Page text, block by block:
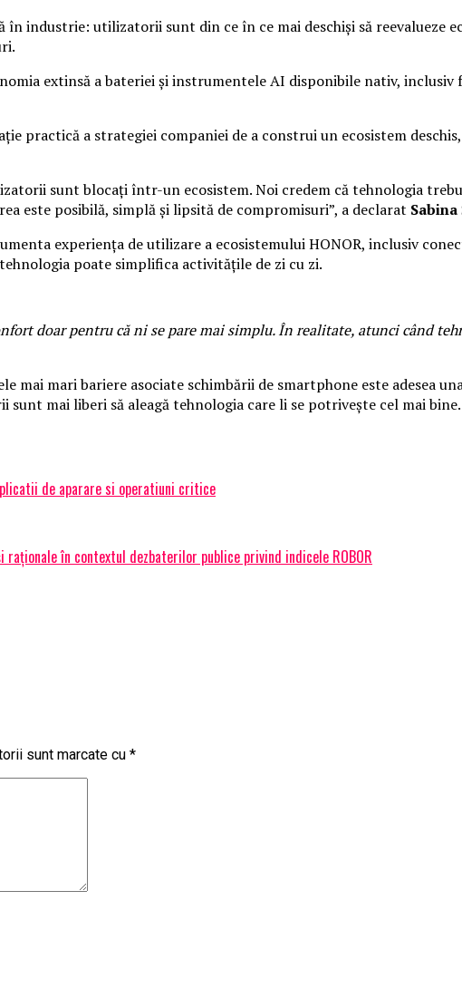
industrie: utilizatorii sunt din ce în ce mai deschiși să reevalueze
extinsă a bateriei și instrumentele AI disponibile nativ,
practică a strategiei companiei de a construi un ecosistem
sunt blocați într-un ecosistem. Noi credem că tehnologia
este posibilă, simplă și lipsită de compromisuri”, a declarat
experiența de utilizare a ecosistemului HONOR, inclusiv
poate simplifica activitățile de zi cu zi.
doar pentru că ni se pare mai simplu. În realitate, atunci când
mai mari bariere asociate schimbării de smartphone este adesea
mai liberi să aleagă tehnologia care li se potrivește cel mai bine.
de aparare si operatiuni critice
în contextul dezbaterilor publice privind indicele ROBOR
sunt marcate cu *